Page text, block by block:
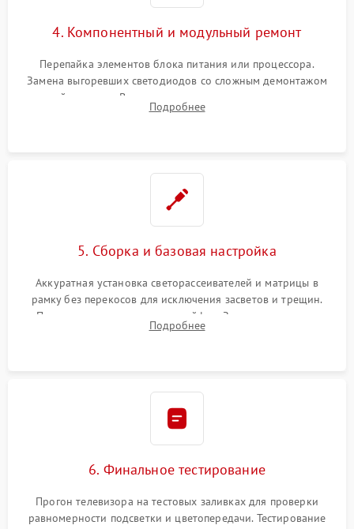
4. Компонентный и модульный ремонт
Перепайка элементов блока питания или процессора.
Замена выгоревших светодиодов со сложным демонтажом
хрупкой матрицы. Восстановление поврежденных дорожек,
прошивка микросхем памяти EEPROM
Подробнее
5. Сборка и базовая настройка
Аккуратная установка светорассеивателей и матрицы в
рамку без перекосов для исключения засветов и трещин.
Подключение внутренних шлейфов. Закрытие корпуса.
Сброс настроек и обновление программного обеспечения.
Подробнее
6. Финальное тестирование
Прогон телевизора на тестовых заливках для проверки
равномерности подсветки и цветопередачи. Тестирование